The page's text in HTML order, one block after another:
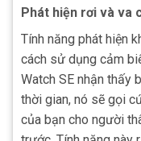
Phát hiện rơi và va
Tính năng phát hiện
cách sử dụng cảm
Watch SE nhận thấy
thời gian, nó sẽ gọi
của bạn cho người